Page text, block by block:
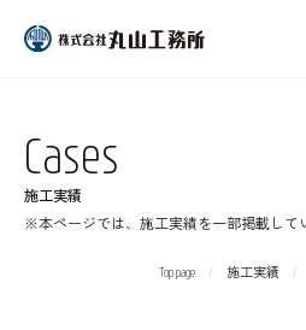
施工実績
Cases
※本ページでは、施工実績を一部掲載して
Top page 施工実績